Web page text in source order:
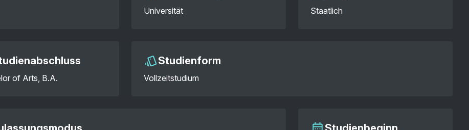
Universität Staatlich
of Arts, B.A.
Studienform
Vollzeitstudium